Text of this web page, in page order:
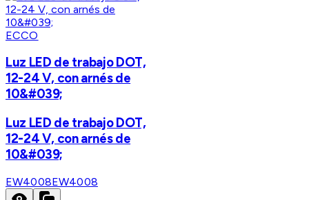
ECCO
Luz LED de trabajo DOT,
12-24 V, con arnés de
10&#039;
Luz LED de trabajo DOT,
12-24 V, con arnés de
10&#039;
EW4008EW4008